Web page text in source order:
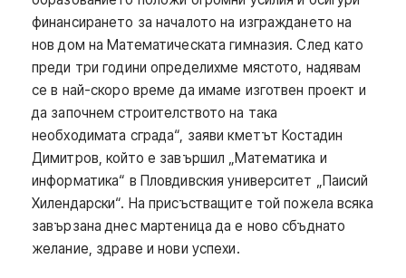
финансирането за началото на изграждането на
нов дом на Математическата гимназия. След като
преди три години определихме мястото, надявам
се в най-скоро време да имаме изготвен проект и
да започнем строителството на така
необходимата сграда“, заяви кметът Костадин
Димитров, който е завършил „Математика и
информатика“ в Пловдивския университет „Паисий
Хилендарски“. На присъстващите той пожела всяка
завързана днес мартеница да е ново сбъднато
желание, здраве и нови успехи.